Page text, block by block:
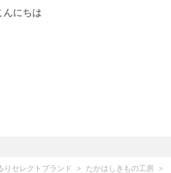
んにちは
りセレクトブランド たかはしきもの工房